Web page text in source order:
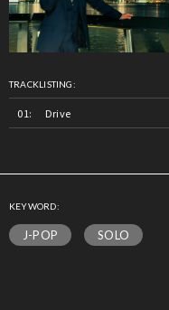
TRACKLISTING:
Drive
KEYWORD:
J-POP SOLO